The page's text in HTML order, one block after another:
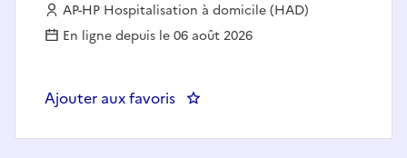
Employeur :
AP-HP Hospitalisation à domicile (HAD)
En ligne depuis le 06 août 2026
Ajouter aux favoris : Cadre de l'équipe de nuit à